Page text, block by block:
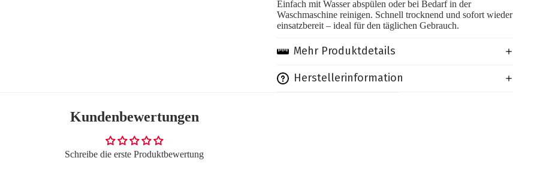
Einfach mit Wasser abspülen oder bei Bedarf in der
Waschmaschine reinigen. Schnell trocknend und sofort wieder
einsatzbereit – ideal für den täglichen Gebrauch.
Mehr Produktdetails
Herstellerinformation
Kundenbewertungen
Schreibe die erste Produktbewertung